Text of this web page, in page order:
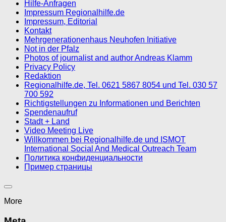
Hilfe-Anfragen
Impressum Regionalhilfe.de
Impressum, Editorial
Kontakt
Mehrgenerationenhaus Neuhofen Initiative
Not in der Pfalz
Photos of journalist and author Andreas Klamm
Privacy Policy
Redaktion
Regionalhilfe.de, Tel. 0621 5867 8054 und Tel. 030 57
700 592
Richtigstellungen zu Informationen und Berichten
Spendenaufruf
Stadt + Land
Video Meeting Live
Willkommen bei Regionalhilfe.de und ISMOT
International Social And Medical Outreach Team
Политика конфиденциальности
Пример страницы
More